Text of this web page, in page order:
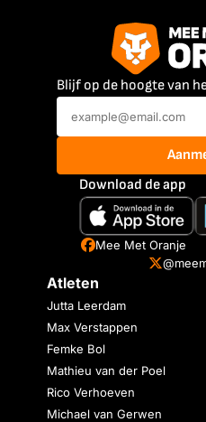
Blijf op de hoogte van
Download de app
Mee Met Oranje
Atleten
Jutta Leerdam
Max Verstappen
Femke Bol
Mathieu van der Poel
Rico Verhoeven
Michael van Gerwen